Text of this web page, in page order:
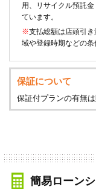
用、リサイクル預託
ています。
※支払総額は店頭引
域や登録時期などの条
保証について
保証付プランの有無
簡易ローン